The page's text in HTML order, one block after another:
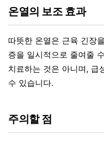
온열의 보조 효과
따뜻한 온열은 근육 긴장
증을 일시적으로 줄여줄
치료하는 것은 아니며, 급
수 있습니다.
주의할 점